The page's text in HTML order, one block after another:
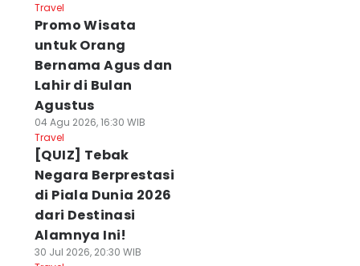
Travel
Promo Wisata
untuk Orang
Bernama Agus dan
Lahir di Bulan
Agustus
04 Agu 2026, 16:30 WIB
Travel
[QUIZ] Tebak
Negara Berprestasi
di Piala Dunia 2026
dari Destinasi
Alamnya Ini!
30 Jul 2026, 20:30 WIB